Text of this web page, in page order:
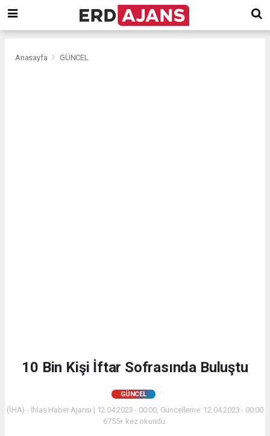
Anasayfa GÜNCEL
10 Bin Kişi İftar Sofrasında Buluştu
GÜNCEL
(İHA) - İhlas Haber Ajansı | 12.04.2023 - 00:00, Güncelleme: 12.04.2023 - 00:00
6755+ kez okundu.